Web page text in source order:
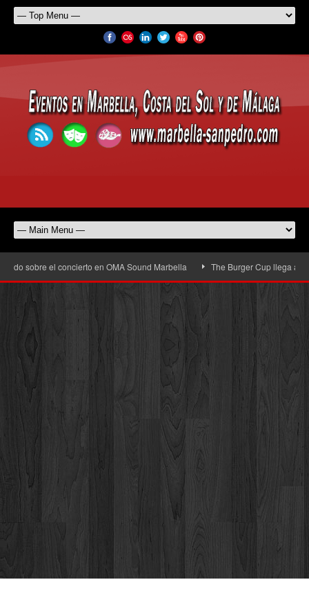
el concierto en OMA Sound Marbella The Burger Cup llega a San